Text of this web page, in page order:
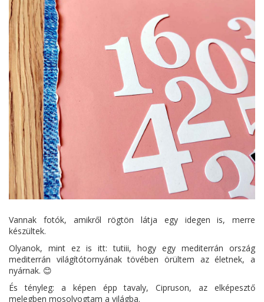
Vannak fotók, amikről rögtön látja egy idegen is, merre
készültek.
Olyanok, mint ez is itt: tutiii, hogy egy mediterrán ország
mediterrán világítótornyának tövében örültem az életnek, a
nyárnak. 😊
És tényleg: a képen épp tavaly, Cipruson, az elképesztő
melegben mosolyogtam a világba.